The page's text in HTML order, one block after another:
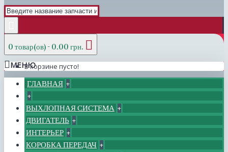
0 товар(ов) - 0.00 грн.
В корзине пусто!
МЕНЮ
ГЛАВНАЯ +
+
ВЫХЛОПНАЯ СИСТЕМА +
ДВИГАТЕЛЬ +
ИНТЕРЬЕР +
КОРОБКА ПЕРЕДАЧ +